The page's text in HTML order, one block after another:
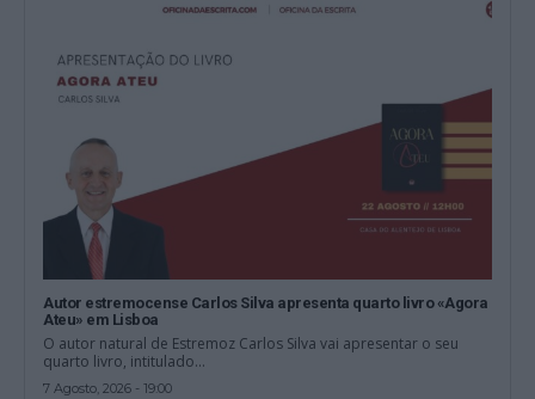
Autor estremocense Carlos Silva apresenta quarto livro «Agora
Ateu» em Lisboa
O autor natural de Estremoz Carlos Silva vai apresentar o seu
quarto livro, intitulado...
7 Agosto, 2026 - 19:00